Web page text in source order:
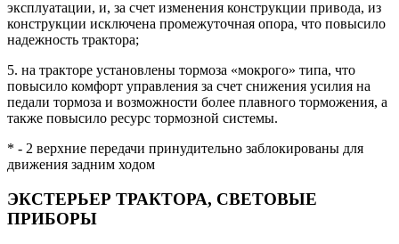
эксплуатации, и, за счет изменения конструкции привода, из
конструкции исключена промежуточная опора, что повысило
надежность трактора;
5. на тракторе установлены тормоза «мокрого» типа, что
повысило комфорт управления за счет снижения усилия на
педали тормоза и возможности более плавного торможения, а
также повысило ресурс тормозной системы.
* - 2 верхние передачи принудительно заблокированы для
движения задним ходом
ЭКСТЕРЬЕР ТРАКТОРА, СВЕТОВЫЕ
ПРИБОРЫ